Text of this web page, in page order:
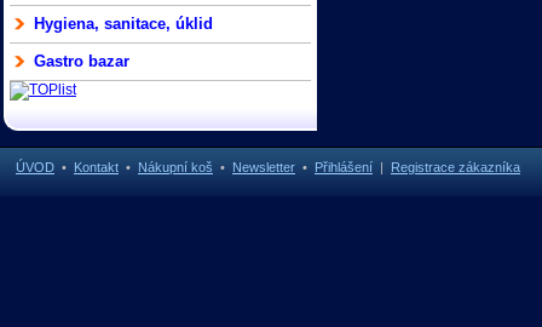
Hygiena, sanitace, úklid
Gastro bazar
ÚVOD • Kontakt • Nákupní koš • Newsletter • Přihlášení | Registrace zákazníka